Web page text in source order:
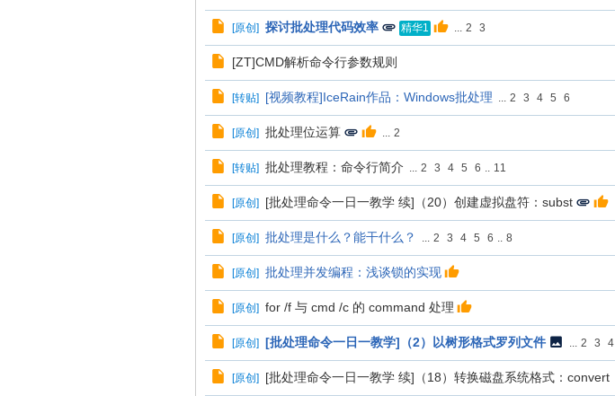
[原创 ] 探讨批处理代码效率 精华1 ... 2 3
[ZT]CMD解析命令行参数规则
[转贴] [视频教程]IceRain作品：Windows批处理 ... 2 3 4 5 6
[原创 ] 批处理位运算 ... 2
[转贴] 批处理教程：命令行简介 ... 2 3 4 5 6 .. 11
[原创 ] [批处理命令一日一教学 续]（20）创建虚拟盘符：subst
[原创 ] 批处理是什么？能干什么？ ... 2 3 4 5 6 .. 8
[原创 ] 批处理并发编程：浅谈锁的实现
[原创 ] for /f 与 cmd /c 的 command 处理
[原创 ] [批处理命令一日一教学]（2）以树形格式罗列文件 ... 2 3 4
[原创 ] [批处理命令一日一教学 续]（18）转换磁盘系统格式：convert